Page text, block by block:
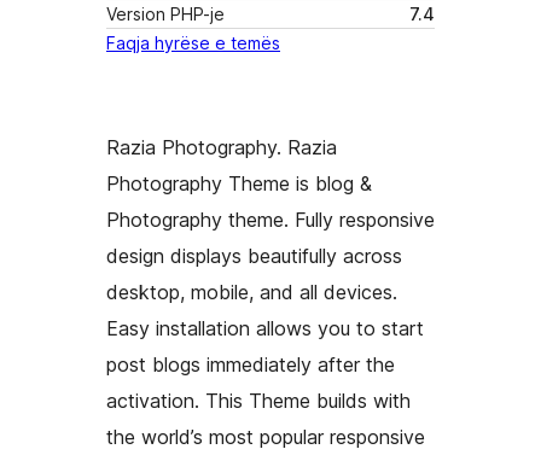
Version PHP-je
7.4
Faqja hyrëse e temës
Razia Photography. Razia
Photography Theme is blog &
Photography theme. Fully responsive
design displays beautifully across
desktop, mobile, and all devices.
Easy installation allows you to start
post blogs immediately after the
activation. This Theme builds with
the world’s most popular responsive